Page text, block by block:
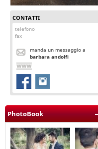
CONTATTI
telefono
fax
manda un messaggio a
barbara andolfi
PhotoBook